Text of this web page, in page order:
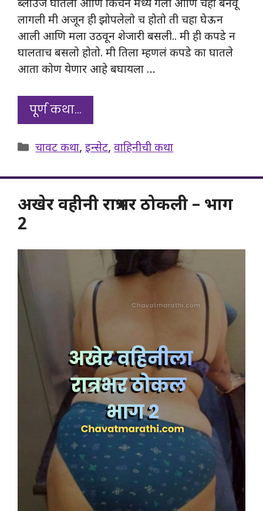
ब्लाउज घातला आणि किचन मध्ये गेली आणि चहा बनवू
लागली मी अजून ही झोपलेलो च होतो ती चहा घेऊन
आली आणि मला उठवून शेजारी बसली.. मी ही कपडे न
घालताच बसलो होतो. मी तिला म्हणलं कपडे का घातले
आता कोण येणार आहे बघायला …
पूर्ण कथा…
Categories
चावट कथा,इन्सेट,वाहिनीची कथा
अखेर वहीनी रात्रभर ठोकली – भाग
2